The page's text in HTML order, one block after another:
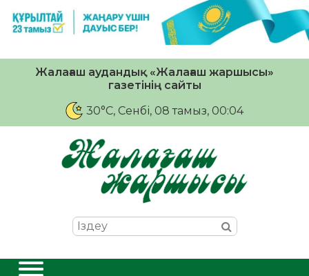
Жалағаш аудандық «Жалағаш жаршысы»
газетінің сайты
30°C, Сенбі, 08 тамыз, 00:04